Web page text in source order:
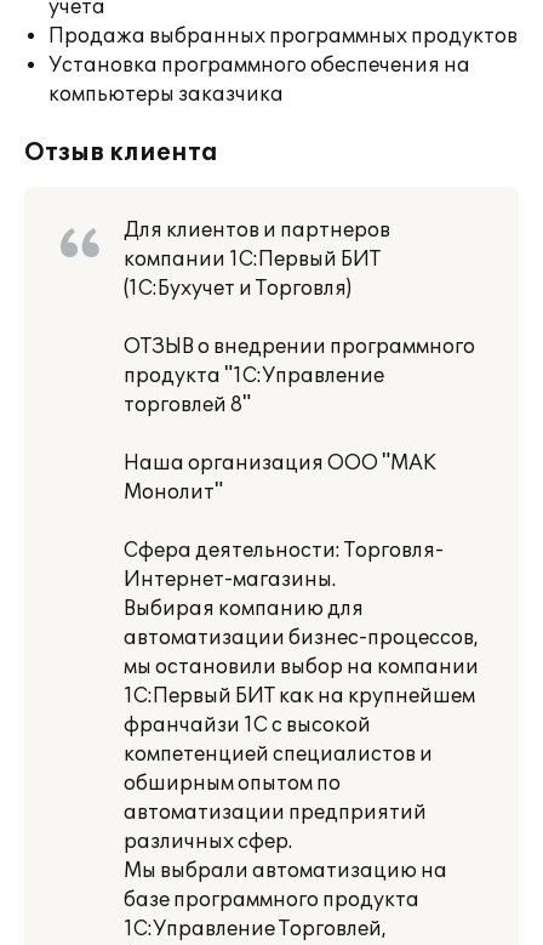
учета
Продажа выбранных программных продуктов
Установка программного обеспечения на
компьютеры заказчика
Отзыв клиента
Для клиентов и партнеров
компании 1С:Первый БИТ
(1С:Бухучет и Торговля)
ОТЗЫВ о внедрении программного
продукта "1С:Управление
торговлей 8"
Наша организация ООО "МАК
Монолит"
Сфера деятельности: Торговля-
Интернет-магазины.
Выбирая компанию для
автоматизации бизнес-процессов,
мы остановили выбор на компании
1С:Первый БИТ как на крупнейшем
франчайзи 1С с высокой
компетенцией специалистов и
обширным опытом по
автоматизации предприятий
различных сфер.
Мы выбрали автоматизацию на
базе программного продукта
1С:Управление Торговлей,